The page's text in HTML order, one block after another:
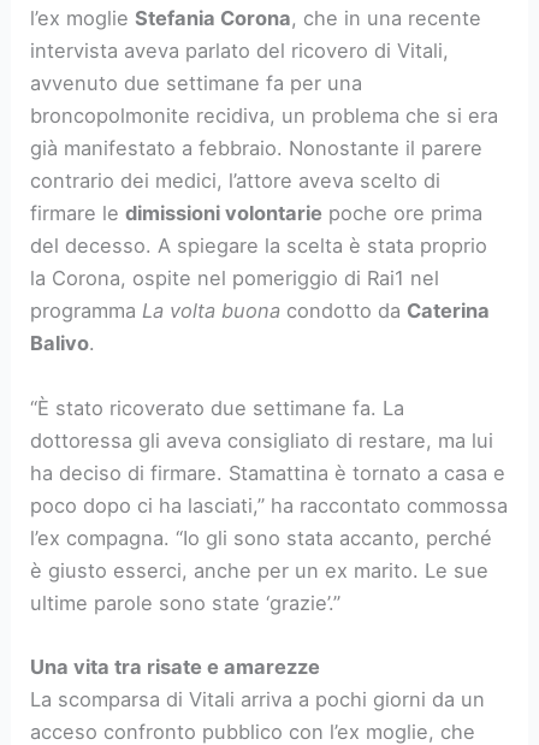
l’ex moglieStefania Corona, che in una recente
intervista aveva parlato del ricovero di Vitali,
avvenuto due settimane fa per una
broncopolmonite recidiva, un problema che si era
già manifestato a febbraio. Nonostante il parere
contrario dei medici, l’attore aveva scelto di
firmare ledimissioni volontarie poche ore prima
del decesso. A spiegare la scelta è stata proprio
la Corona, ospite nel pomeriggio di Rai1 nel
programmaLa volta buona condotto da Caterina
Balivo.
“È stato ricoverato due settimane fa. La
dottoressa gli aveva consigliato di restare, ma lui
ha deciso di firmare. Stamattina è tornato a casa e
poco dopo ci ha lasciati,” ha raccontato commossa
l’ex compagna. “Io gli sono stata accanto, perché
è giusto esserci, anche per un ex marito. Le sue
ultime parole sono state ‘grazie’.”
Una vita tra risate e amarezze
La scomparsa di Vitali arriva a pochi giorni da un
acceso confronto pubblico con l’ex moglie, che